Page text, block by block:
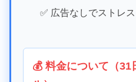
✅ 広告なしでストレ
💰 料金について（31